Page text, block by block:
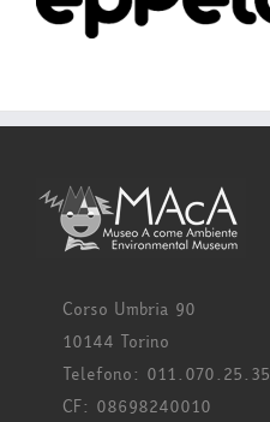
Corso Umbria 90
10144 Torino
Telefono: 011.070.25.35
CF: 08698240010